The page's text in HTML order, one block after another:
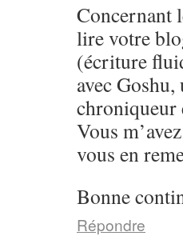
Concernant
lire votre
(écriture
avec
chroniqueur
Vous
vous en
Bonne
Répondre